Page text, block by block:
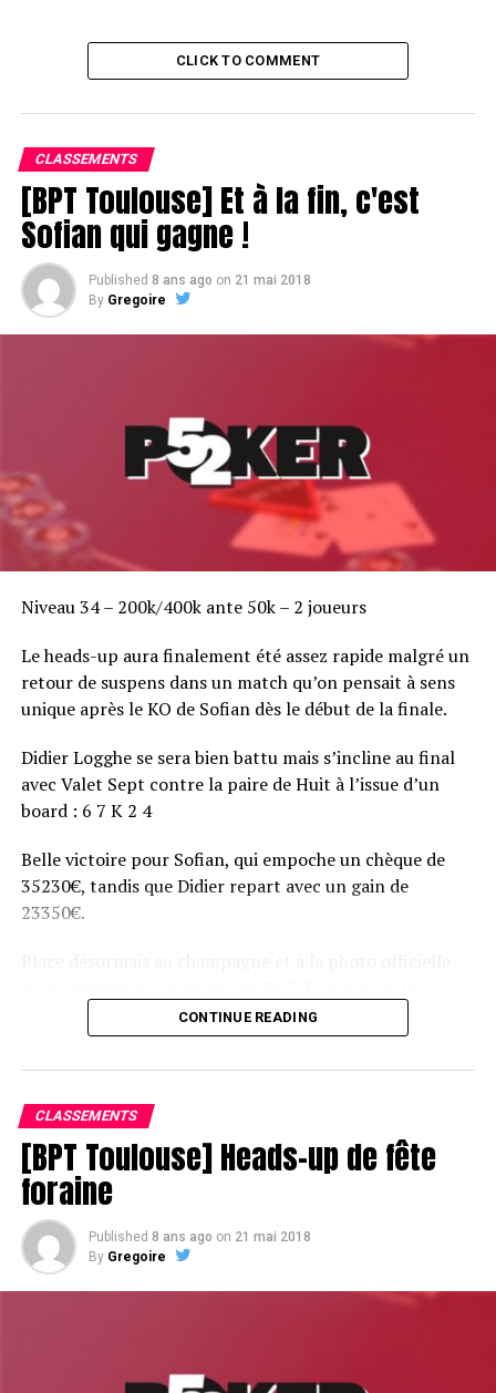
RELATED TOPICS:
Chipcount à la pause
Il vaut mieux en rire
CLICK TO COMMENT
CLASSEMENTS
[BPT Toulouse] Et à la fin, c'est
Sofian qui gagne !
Published 8 ans ago on 21 mai 2018
By Gregoire
Niveau 34 – 200k/400k ante 50k – 2 joueurs
Le heads-up aura finalement été assez rapide malgré un
retour de suspens dans un match qu’on pensait à sens
unique après le KO de Sofian dès le début de la finale.
Didier Logghe se sera bien battu mais s’incline au final
avec Valet Sept contre la paire de Huit à l’issue d’un
board : 6 7 K 2 4
Belle victoire pour Sofian, qui empoche un chèque de
35230€, tandis que Didier repart avec un gain de
23350€.
CONTINUE READING
CLASSEMENTS
[BPT Toulouse] Heads-up de fête
foraine
Published 8 ans ago on 21 mai 2018
By Gregoire